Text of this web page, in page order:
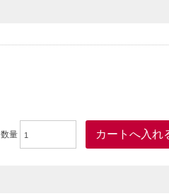
数量